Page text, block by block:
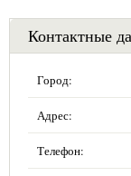
Контактные
Город:
Адрес:
Телефон: